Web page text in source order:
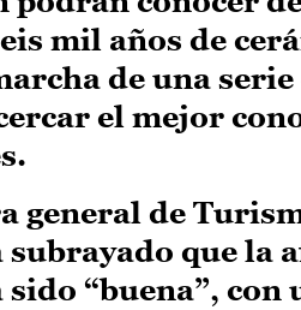
mil años de
de una
el mejor
general de
subrayado que la
sido “buena”,